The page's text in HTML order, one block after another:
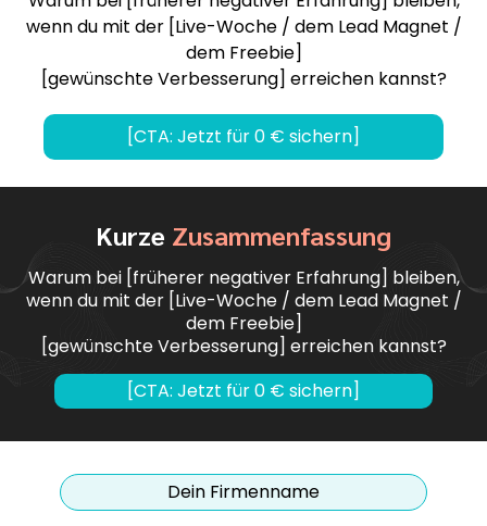
wenn du mit der [Live-Woche / dem Lead Magnet /
dem Freebie]
[gewünschte Verbesserung] erreichen kannst?
[CTA: Jetzt für 0 € sichern]
Kurze Zusammenfassung
Warum bei [früherer negativer Erfahrung] bleiben,
wenn du mit der [Live-Woche / dem Lead Magnet /
dem Freebie]
[gewünschte Verbesserung] erreichen kannst?
[CTA: Jetzt für 0 € sichern]
Dein Firmenname